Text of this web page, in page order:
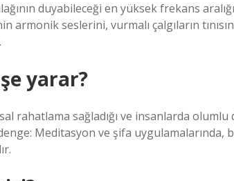
duyabileceği en yüksek frekans
armonik seslerini, vurmalı çalgıların
yarar?
rahatlama sağladığı ve insanlarda
Meditasyon ve şifa uygulamalarında,